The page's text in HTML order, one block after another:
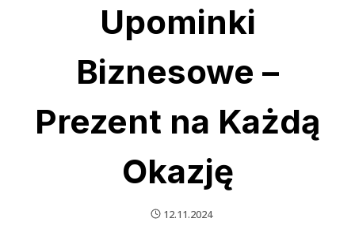
Upominki
Biznesowe –
Prezent na Każdą
Okazję
12.11.2024